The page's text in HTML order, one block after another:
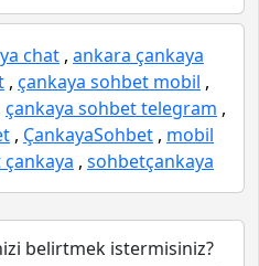
chat , ankara çankaya
, çankaya sohbet mobil ,
çankaya sohbet telegram ,
, ÇankayaSohbet , mobil
, sohbetçankaya
belirtmek istermisiniz?